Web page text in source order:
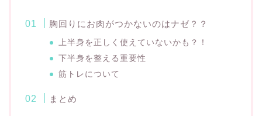
胸回りにお肉がつかないのはナゼ？？
上半身を正しく使えていないかも？！
下半身を整える重要性
筋トレについて
まとめ